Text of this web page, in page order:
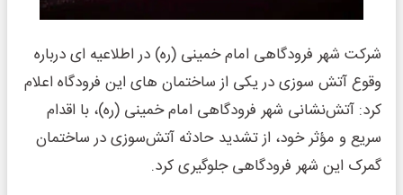
شرکت شهر فرودگاهی امام خمینی (ره) در اطلاعیه ای درباره
وقوع آتش سوزی در یکی از ساختمان های این فرودگاه اعلام
کرد: آتش‌نشانی شهر فرودگاهی امام خمینی (ره)، با اقدام
سریع و مؤثر خود، از تشدید حادثه آتش‌سوزی در ساختمان
گمرک این شهر فرودگاهی جلوگیری کرد.